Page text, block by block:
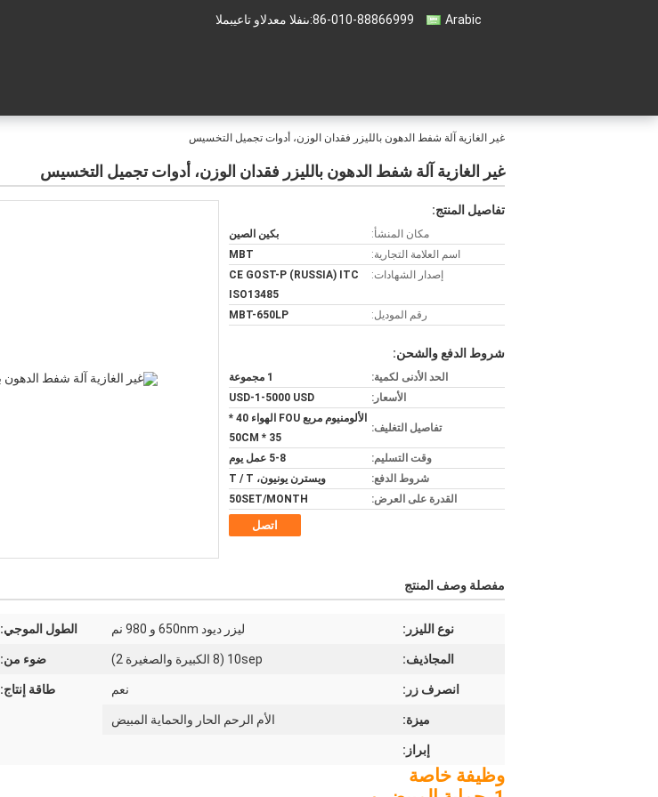
Arabic المبيعات والدعم الفنى:86-010-88866999
غير الغازية آلة شفط الدهون بالليزر فقدان الوزن، أدوات تجميل التخسيس
غير الغازية آلة شفط الدهون بالليزر فقدان الوزن، أدوات تجميل التخسيس
تفاصيل المنتج:
مكان المنشأ:
بكين الصين
اسم العلامة التجارية:
MBT
إصدار الشهادات:
CE GOST-P (RUSSIA) ITC
ISO13485
رقم الموديل:
MBT-650LP
شروط الدفع والشحن:
الحد الأدنى لكمية:
1 مجموعة
الأسعار:
USD-1-5000 USD
تفاصيل التغليف:
الألومنيوم مربع FOU الهواء 40 *
35 * 50CM
وقت التسليم:
5-8 عمل يوم
شروط الدفع:
ويسترن يونيون، T / T
القدرة على العرض:
50SET/MONTH
اتصل
مفصلة وصف المنتج
نوع الليزر: ليزر ديود 650nm و 980 نم الطول الموجي:
المجاذيف: 10sep (8 الكبيرة والصغيرة 2) ضوء من:
انصرف زر: نعم طاقة إنتاج:
ميزة: الأم الرحم الحار والحماية المبيض
إبراز:
وظيفة خاصة